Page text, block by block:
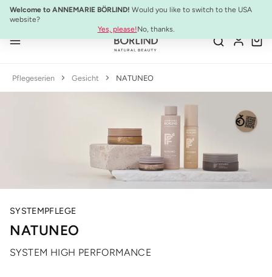
Zum Hauptinhalt springen
Welcome to ANNEMARIE BÖRLIND! Would you like to switch to the USA
website?
Yes, please!No, thanks.
Pflegeserien Gesicht NATUNEO
SYSTEMPFLEGE
NATUNEO
SYSTEM HIGH PERFORMANCE